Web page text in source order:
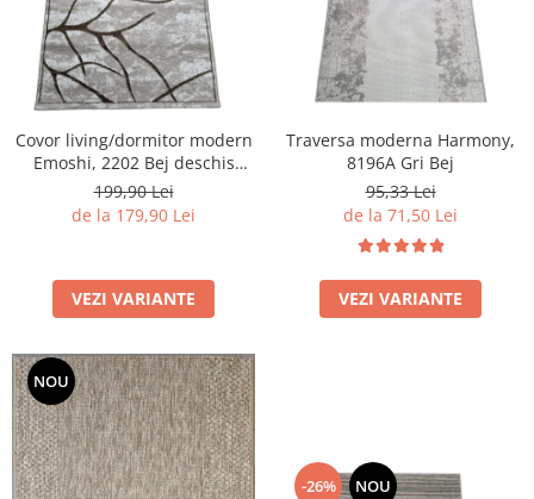
Covor living/dormitor modern
Emoshi, 2202 Bej deschis
Maro
199,90 Lei
de la 179,90 Lei
VEZI VARIANTE
Traversa moderna Harmony,
8196A Gri Bej
95,33 Lei
de la 71,50 Lei
VEZI VARIANTE
NOU
-26% NOU